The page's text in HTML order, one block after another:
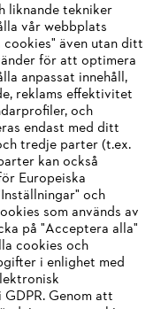
liknande tekniker
vår webbplats
även utan ditt
för att optimera
anpassat innehåll,
reklams effektivitet
och
endast med ditt
tredje parter (t.ex.
kan också
Europeiska
och
som används av
på "Acceptera alla"
cookies och
i enlighet med
Genom att